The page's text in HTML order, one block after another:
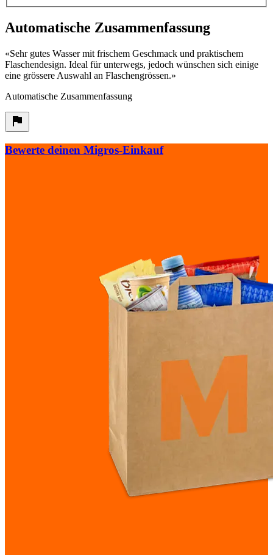
Automatische Zusammenfassung
«Sehr gutes Wasser mit frischem Geschmack und praktischem
Flaschendesign. Ideal für unterwegs, jedoch wünschen sich einige
eine grössere Auswahl an Flaschengrössen.»
Automatische Zusammenfassung
Bewerte deinen Migros-Einkauf